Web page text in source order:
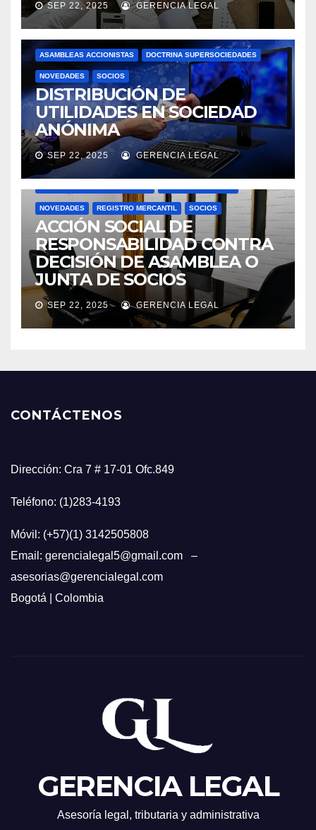
SEP 22, 2025 GERENCIA LEGAL
ASAMBLEAS ACCIONISTAS DOCTRINA SUPERSOCIEDADES
NOVEDADES SOCIOS
DISTRIBUCIÓN DE
UTILIDADES EN SOCIEDAD
ANÓNIMA
SEP 22, 2025 GERENCIA LEGAL
ACTAS ASAMBLEAS ACCIONISTAS
NOVEDADES REGISTRO MERCANTIL SOCIOS
ACCIÓN SOCIAL DE
RESPONSABILIDAD CONTRA
DECISIÓN DE ASAMBLEA O
JUNTA DE SOCIOS
SEP 22, 2025 GERENCIA LEGAL
CONTÁCTENOS
Dirección: Cra 7 # 17-01 Ofc.849
Teléfono: (1)283-4193
Móvil: (+57)(1) 3142505808
Email: gerencialegal5@gmail.com –
asesorias@gerencialegal.com
Bogotá | Colombia
GERENCIA LEGAL
Asesoría legal, tributaria y administrativa